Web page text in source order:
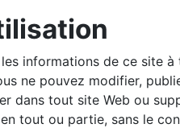
informations de ce site
ne pouvez modifier,
dans tout site Web ou
tout ou partie, sans le